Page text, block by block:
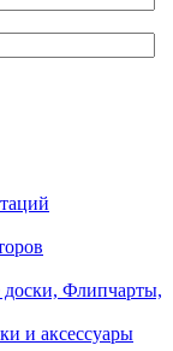
Флипчарты,
и аксессуары